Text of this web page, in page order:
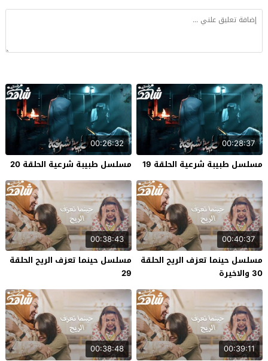
00:28:37
مسلسل طبيبة شرعية الحلقة 19
00:26:32
مسلسل طبيبة شرعية الحلقة 20
00:40:37
مسلسل حينما تعزف الريح الحلقة
30 والاخيرة
00:38:43
مسلسل حينما تعزف الريح الحلقة
29
00:39:11
00:38:48